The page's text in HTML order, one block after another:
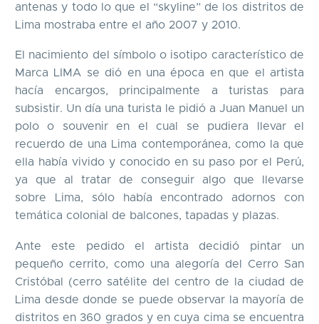
antenas y todo lo que el “skyline” de los distritos de
Lima mostraba entre el año 2007 y 2010.
El nacimiento del símbolo o isotipo característico de
Marca LIMA se dió en una época en que el artista
hacía encargos, principalmente a turistas para
subsistir. Un día una turista le pidió a Juan Manuel un
polo o souvenir en el cual se pudiera llevar el
recuerdo de una Lima contemporánea, como la que
ella había vivido y conocido en su paso por el Perú,
ya que al tratar de conseguir algo que llevarse
sobre Lima, sólo había encontrado adornos con
temática colonial de balcones, tapadas y plazas.
Ante este pedido el artista decidió pintar un
pequeño cerrito, como una alegoría del Cerro San
Cristóbal (cerro satélite del centro de la ciudad de
Lima desde donde se puede observar la mayoría de
distritos en 360 grados y en cuya cima se encuentra